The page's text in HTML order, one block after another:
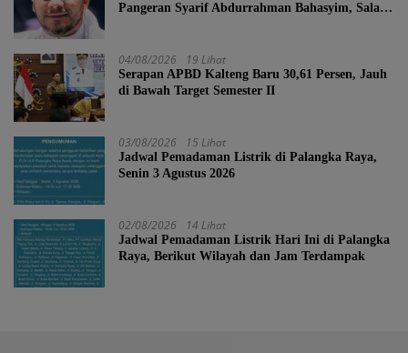
Pangeran Syarif Abdurrahman Bahasyim, Salah
04/08/2026 19 Lihat
Serapan APBD Kalteng Baru 30,61 Persen, Jauh
di Bawah Target Semester II
03/08/2026 15 Lihat
Jadwal Pemadaman Listrik di Palangka Raya,
Senin 3 Agustus 2026
02/08/2026 14 Lihat
Jadwal Pemadaman Listrik Hari Ini di Palangka
Raya, Berikut Wilayah dan Jam Terdampak